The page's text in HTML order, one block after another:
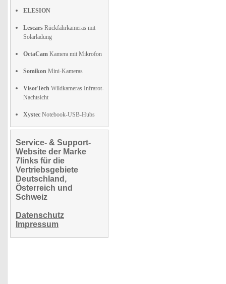
ELESION
Lescars Rückfahrkameras mit
Solarladung
OctaCam Kamera mit Mikrofon
Somikon Mini-Kameras
VisorTech Wildkameras Infrarot-
Nachtsicht
Xystec Notebook-USB-Hubs
Service- & Support-
Website der Marke
7links für die
Vertriebsgebiete
Deutschland,
Österreich und
Schweiz
Datenschutz
Impressum